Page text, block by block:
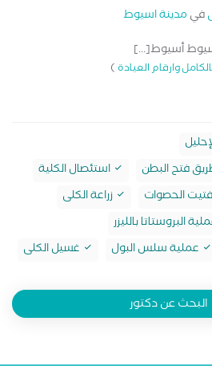
في مدينة اسيوط
أسيوط[...]
وارقام العيادة)
فتح البطن
استئصال الكلية
الحصوات
زراعة الكلى
البروستاتا بالليزر
عملية سلس البول
غسيل الكلى
البحث عن دكتور